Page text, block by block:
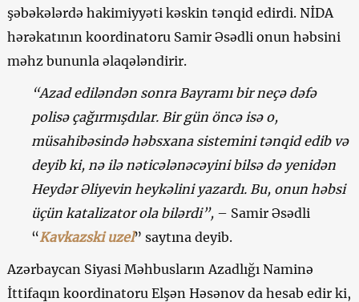
şəbəkələrdə hakimiyyəti kəskin tənqid edirdi. NİDA
hərəkatının koordinatoru Samir Əsədli onun həbsini
məhz bununla əlaqələndirir.
“Azad ediləndən sonra Bayramı bir neçə dəfə
polisə çağırmışdılar. Bir gün öncə isə o,
müsahibəsində həbsxana sistemini tənqid edib və
deyib ki, nə ilə nəticələnəcəyini bilsə də yenidən
Heydər Əliyevin heykəlini yazardı. Bu, onun həbsi
üçün katalizator ola bilərdi”,– Samir Əsədli
“Kavkazski uzel” saytına deyib.
Azərbaycan Siyasi Məhbusların Azadlığı Naminə
İttifaqın koordinatoru Elşən Həsənov da hesab edir ki,